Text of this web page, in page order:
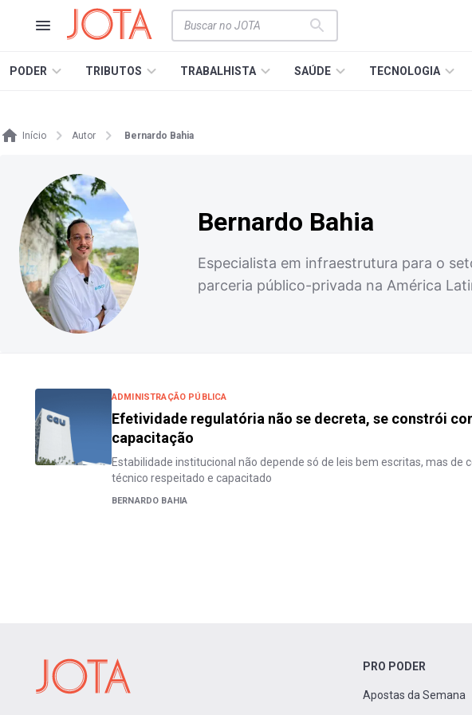
PODER TRIBUTOS TRABALHISTA SAÚDE TECNOLOGIA
Início Autor Bernardo Bahia
Bernardo Bahia
Especialista em infraestrutura para o
parceria público-privada na América
ADMINISTRAÇÃO PÚBLICA
Efetividade regulatória não se decreta, se constrói
capacitação
Estabilidade institucional não depende só de leis bem escritas, mas de
técnico respeitado e capacitado
BERNARDO BAHIA
PRO PODER
Apostas da Semana